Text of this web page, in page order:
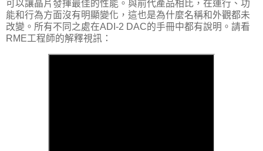
可以讓晶片發揮最佳的性能。與前代產品相比，在運行、功
能和行為方面沒有明顯變化，這也是為什麼名稱和外觀都未
改變。所有不同之處在ADI-2 DAC的手冊中都有說明。請看
RME工程師的解釋視訊：